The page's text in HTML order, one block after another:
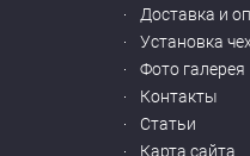
Доставка и
Установка
Фото галерея
Контакты
Статьи
Карта сайта